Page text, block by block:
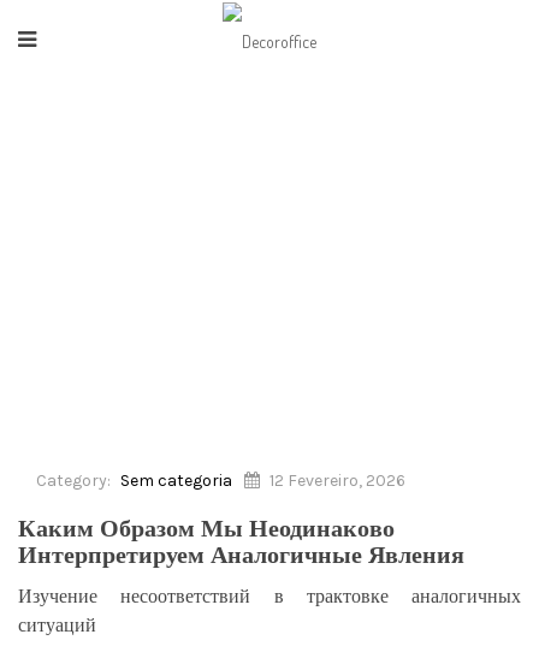
Category: Sem categoria 12 Fevereiro, 2026
Каким Образом Мы Неодинаково
Интерпретируем Аналогичные Явления
Изучение несоответствий в трактовке аналогичных
ситуаций